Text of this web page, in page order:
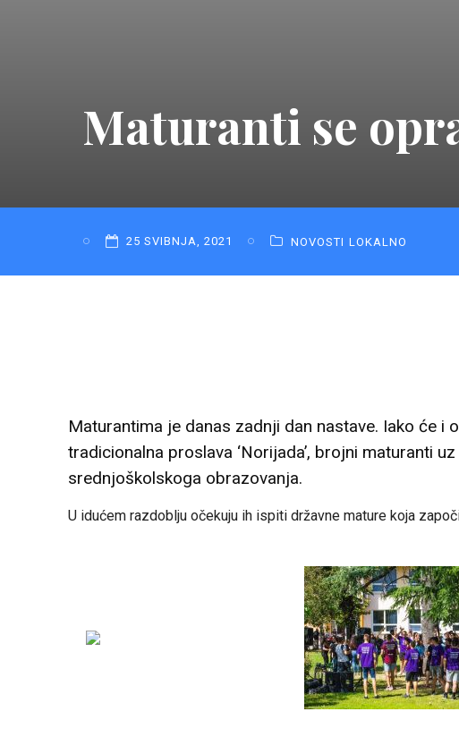
Maturanti se
25 SVIBNJA, 2021 NOVOSTI LOKALNO
Maturantima je danas zadnji dan nastave. Iako će i
tradicionalna proslava ‘Norijada’, brojni maturanti
srednjoškolskoga obrazovanja.
U idućem razdoblju očekuju ih ispiti državne mature koja